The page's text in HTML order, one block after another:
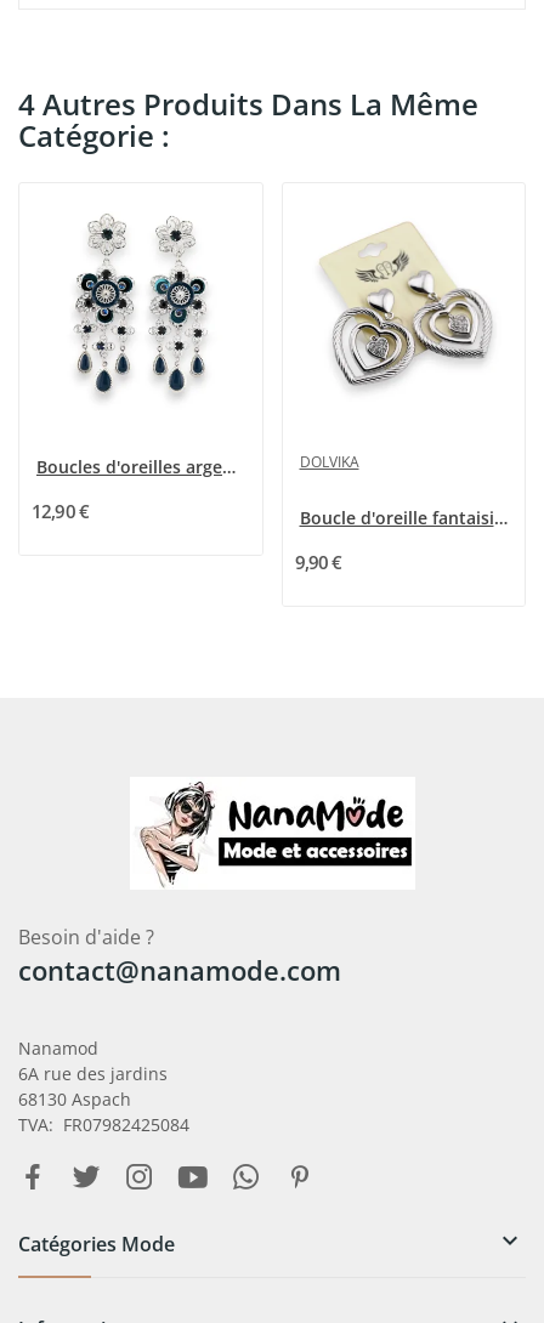
4 Autres Produits Dans La Même
Catégorie :
Boucles d'oreilles argentées fantaisies nuances...
12,90 €
DOLVIKA
Boucle d'oreille fantaisie triple coeur argentés
9,90 €
Besoin d'aide ?
contact@nanamode.com
Nanamod
6A rue des jardins
68130 Aspach
TVA: FR07982425084
Catégories Mode 